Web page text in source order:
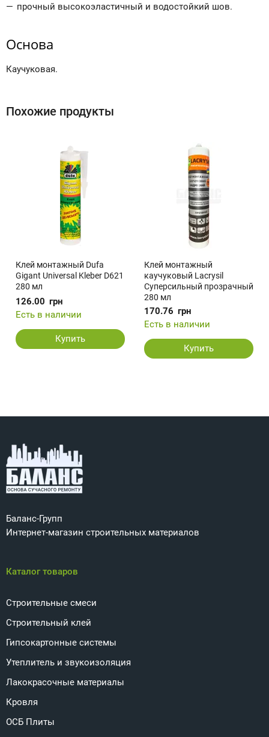
прочный высокоэластичный и водостойкий шов.
Основа
Каучуковая.
Похожие продукты
Клей монтажный Dufa
Gigant Universal Kleber D621
280 мл
126.00 грн
Есть в наличии
Купить
Клей монтажный
каучуковый Lacrysil
Суперсильный прозрачный
280 мл
170.76 грн
Есть в наличии
Купить
Баланс-Групп
Интернет-магазин строительных материалов
Каталог товаров
Строительные смеси
Строительный клей
Гипсокартонные системы
Утеплитель и звукоизоляция
Лакокрасочные материалы
Кровля
ОСБ Плиты